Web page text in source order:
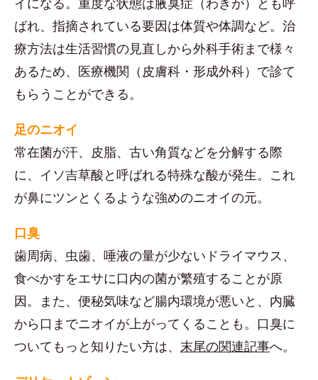
ばれ、指摘されている要因は体質や体調など。治
療方法は生活習慣の見直しから外科手術まで様々
あるため、医療機関（皮膚科・形成外科）で診て
もらうことができる。
足のニオイ
常在菌が汗、皮脂、古い角質などを分解する際
に、イソ吉草酸と呼ばれる特殊な酸が発生。これ
が鼻にツンとくるような強めのニオイの元。
口臭
歯周病、虫歯、唾液の量が少ないドライマウス、
食べかすをエサに口内の菌が繁殖することが原
因。また、便秘気味など腸内環境が悪いと、内臓
から口までニオイが上がってくることも。口臭に
ついてもっと知りたい方は、 末尾の関連記事へ。